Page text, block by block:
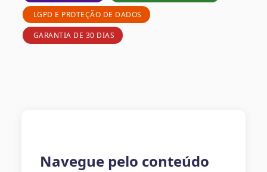
LGPD E PROTEÇÃO DE DADOS
GARANTIA DE 30 DIAS
Navegue pelo conteúdo